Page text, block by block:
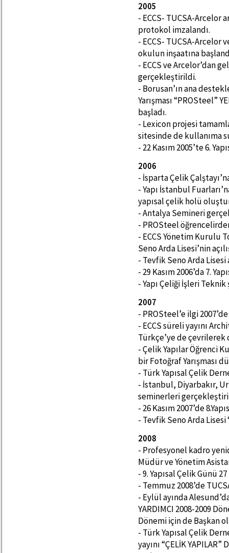
2005
- ECCS- TUCSA-Arcelor
protokol imzalandı.
- ECCS- TUCSA-
okulun inşaatına
- ECCS ve Arcelor’dan
gerçekleştirildi.
- Borusan’ın ana
Yarışması “PROSteel”
başladı.
- Lexicon projesi
sitesinde de kullanıma
- 22 Kasım 2005’te 6.
2006
- İsparta Çelik
- Yapı İstanbul
yapısal çelik holü
- Antalya Semineri
- PROSteel
- ECCS Yönetim Kurulu
Seno Arda Lisesi’nin
- Tevfik Seno Arda Lisesi
- 29 Kasım 2006’da 7.
- Yapı Çeliği İşleri
2007
- PROSteel’e ilgi
- ECCS süreli yayını
Türkçe’ye de çevrilerek
- Çelik Yapılar Öğrenci
bir Fotoğraf Yarışması
- Türk Yapısal Çelik
- İstanbul, Diyarbakır,
seminerleri
- 26 Kasım 2007’de
- Tevfik Seno Arda
2008
- Profesyonel kadro
Müdür ve Yönetim
- 9. Yapısal Çelik Günü
- Temmuz 2008’de
- Eylül ayında
YARDIMCI 2008-2009
Dönemi için de Başkan
- Türk Yapısal Çelik
yayını “ÇELİK